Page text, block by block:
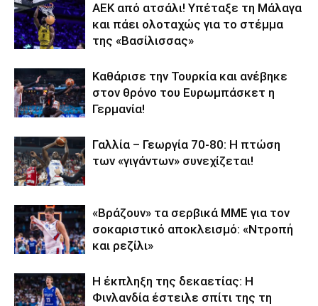
ΑΕΚ από ατσάλι! Υπέταξε τη Μάλαγα
και πάει ολοταχώς για το στέμμα
της «Βασίλισσας»
Καθάρισε την Τουρκία και ανέβηκε
στον θρόνο του Ευρωμπάσκετ η
Γερμανία!
Γαλλία – Γεωργία 70-80: Η πτώση
των «γιγάντων» συνεχίζεται!
«Βράζουν» τα σερβικά ΜΜΕ για τον
σοκαριστικό αποκλεισμό: «Ντροπή
και ρεζίλι»
Η έκπληξη της δεκαετίας: Η
Φινλανδία έστειλε σπίτι της τη